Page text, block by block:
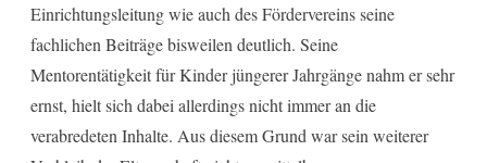
Einrichtungsleitung wie auch des Fördervereins seine
fachlichen Beiträge bisweilen deutlich. Seine
Mentorentätigkeit für Kinder jüngerer Jahrgänge nahm er sehr
ernst, hielt sich dabei allerdings nicht immer an die
verabredeten Inhalte. Aus diesem Grund war sein weiterer